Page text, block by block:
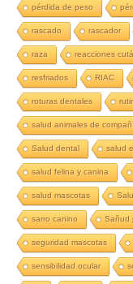
pérdida de peso
rascado rascador
raza reacciones
resfriados RIAC
roturas dentales
salud animales de
Salud dental salud
salud felina y canina
salud mascotas
sarro canino Sañud
seguridad mascotas
sensibilidad ocular